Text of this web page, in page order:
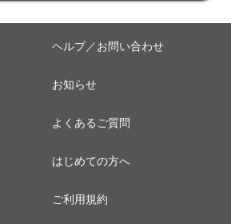
ヘルプ／お問い合わせ
お知らせ
よくあるご質問
はじめての方へ
ご利用規約